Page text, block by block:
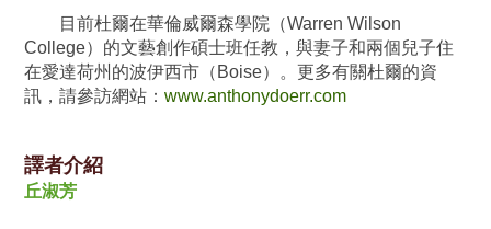
目前杜爾在華倫威爾森學院（Warren Wilson
College）的文藝創作碩士班任教，與妻子和兩個兒子住
在愛達荷州的波伊西市（Boise）。更多有關杜爾的資
訊，請參訪網站： www.anthonydoerr.com
譯者介紹
丘淑芳